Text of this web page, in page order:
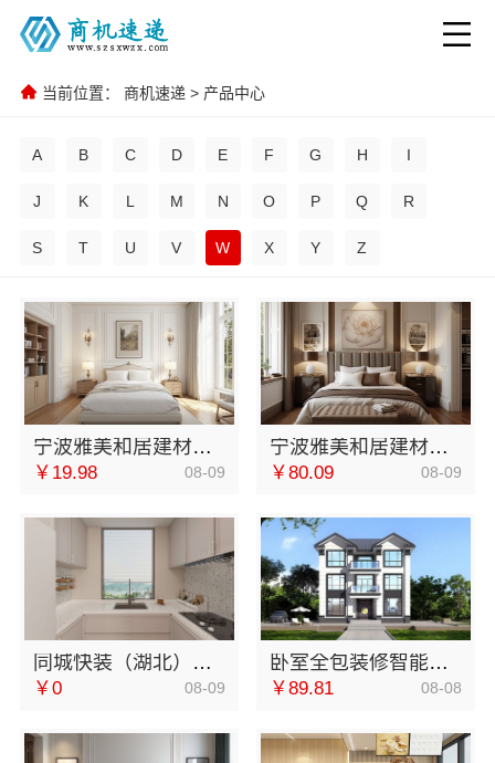
当前位置： 商机速递 > 产品中心
A B C D E F G H I
J K L M N O P Q R
S T U V W X Y Z
宁波雅美和居建材科技有限公司镇海家装设计合作联系方式
￥19.98 08-09
宁波雅美和居建材科技有限公司奉化家装装修线下门店地址
￥80.09 08-09
同城快装（湖北）科技有限公司急装装修品质施工
￥0 08-09
卧室全包装修智能家居，中蓝建投（北京）建设有限公司武功分公司一站式
￥89.81 08-08